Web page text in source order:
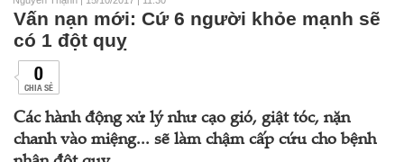
Vấn nạn mới: Cứ 6 người khỏe mạnh sẽ
có 1 đột quỵ
0
CHIA SẺ
Các hành động xử lý như cạo gió, giật tóc, nặn
chanh vào miệng... sẽ làm chậm cấp cứu cho bệnh